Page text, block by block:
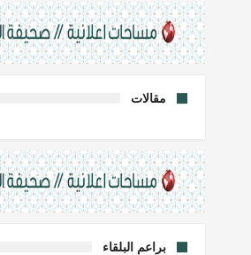
مقالات
براعم البلقاء